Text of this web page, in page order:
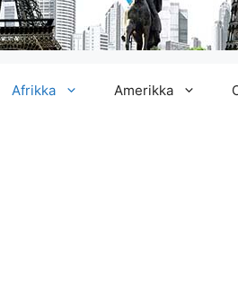
Afrikka Amerikka